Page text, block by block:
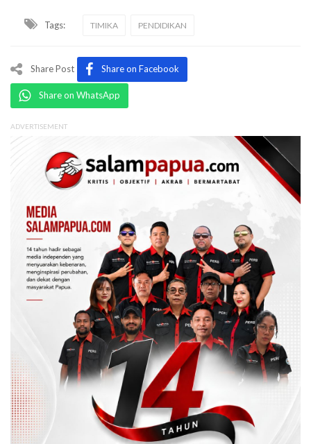
Tags: TIMIKA PENDIDIKAN
Share Post Share on Facebook
Share on WhatsApp
ADVERTISEMENT